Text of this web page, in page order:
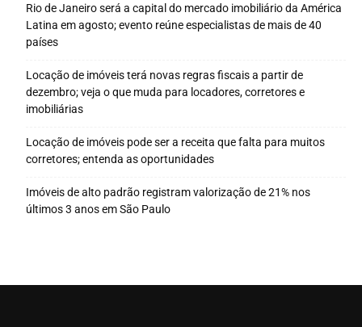
Rio de Janeiro será a capital do mercado imobiliário da América
Latina em agosto; evento reúne especialistas de mais de 40
países
Locação de imóveis terá novas regras fiscais a partir de
dezembro; veja o que muda para locadores, corretores e
imobiliárias
Locação de imóveis pode ser a receita que falta para muitos
corretores; entenda as oportunidades
Imóveis de alto padrão registram valorização de 21% nos
últimos 3 anos em São Paulo